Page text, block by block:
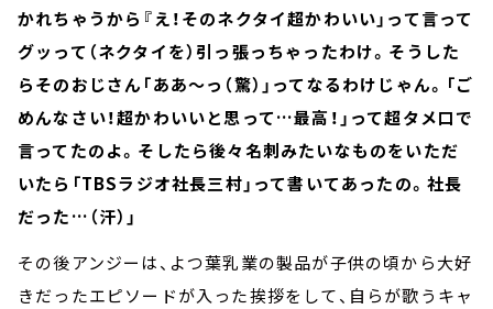
かれちゃうから『え！そのネクタイ超かわいい」って言って
グッって（ネクタイを）引っ張っちゃったわけ。そうした
らそのおじさん「ああ～っ（驚）」ってなるわけじゃん。「ご
めんなさい！超かわいいと思って…最高！」って超タメ口で
言ってたのよ。そしたら後々名刺みたいなものをいただ
いたら「TBSラジオ社長三村」って書いてあったの。社長
だった…（汗）」
その後アンジーは、よつ葉乳業の製品が子供の頃から大好
きだったエピソードが入った挨拶をして、自らが歌うキャ